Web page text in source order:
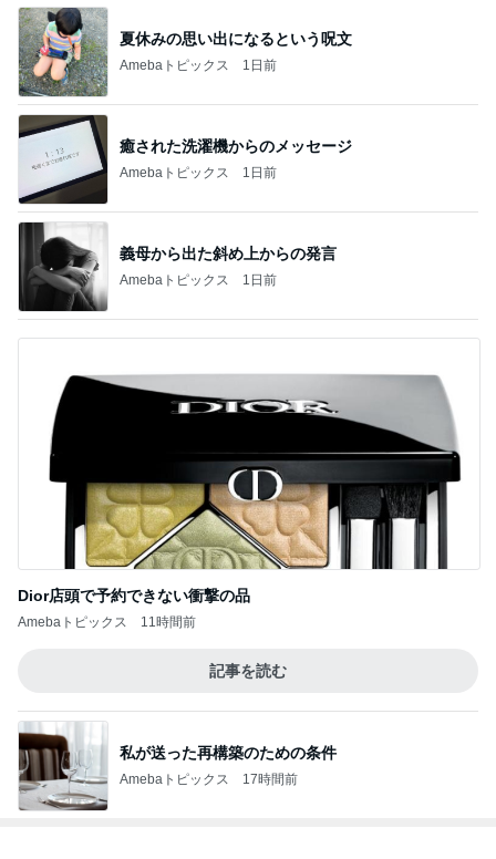
夏休みの思い出になるという呪文
Amebaトピックス 1日前
癒された洗濯機からのメッセージ
Amebaトピックス 1日前
義母から出た斜め上からの発言
Amebaトピックス 1日前
Dior店頭で予約できない衝撃の品
Amebaトピックス 11時間前
記事を読む
私が送った再構築のための条件
Amebaトピックス 17時間前